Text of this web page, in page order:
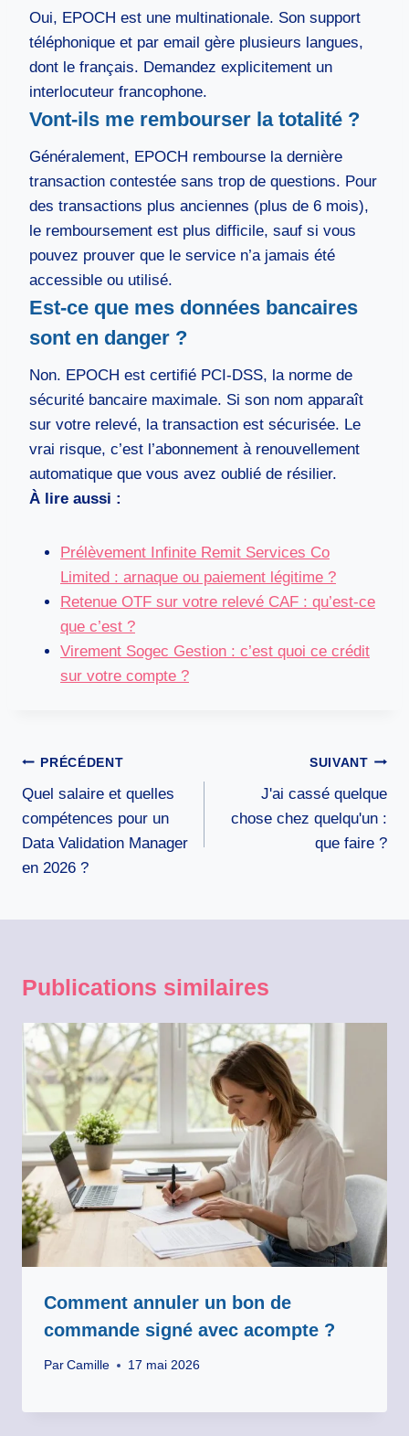
Oui, EPOCH est une multinationale. Son support
téléphonique et par email gère plusieurs langues,
dont le français. Demandez explicitement un
interlocuteur francophone.
Vont-ils me rembourser la totalité ?
Généralement, EPOCH rembourse la dernière
transaction contestée sans trop de questions. Pour
des transactions plus anciennes (plus de 6 mois),
le remboursement est plus difficile, sauf si vous
pouvez prouver que le service n’a jamais été
accessible ou utilisé.
Est-ce que mes données bancaires
sont en danger ?
Non. EPOCH est certifié PCI-DSS, la norme de
sécurité bancaire maximale. Si son nom apparaît
sur votre relevé, la transaction est sécurisée. Le
vrai risque, c’est l’abonnement à renouvellement
automatique que vous avez oublié de résilier.
À lire aussi :
Prélèvement Infinite Remit Services Co
Limited : arnaque ou paiement légitime ?
Retenue OTF sur votre relevé CAF : qu’est-ce
que c’est ?
Virement Sogec Gestion : c’est quoi ce crédit
sur votre compte ?
Navigation
de
l’article
PRÉCÉDENT
Quel salaire et quelles
compétences pour un
Data Validation Manager
en 2026 ?
SUIVANT
J'ai cassé quelque
chose chez quelqu'un :
que faire ?
Publications similaires
Comment annuler un bon de
commande signé avec acompte ?
Par Camille 17 mai 2026